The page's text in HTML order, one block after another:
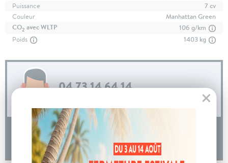
Puissance
7 cv
Couleur
Manhattan Green
CO2 avec WLTP
106 g/km
Poids
1403 kg
04 73 14 64 14
DEMANDE D'INFORMATIONS